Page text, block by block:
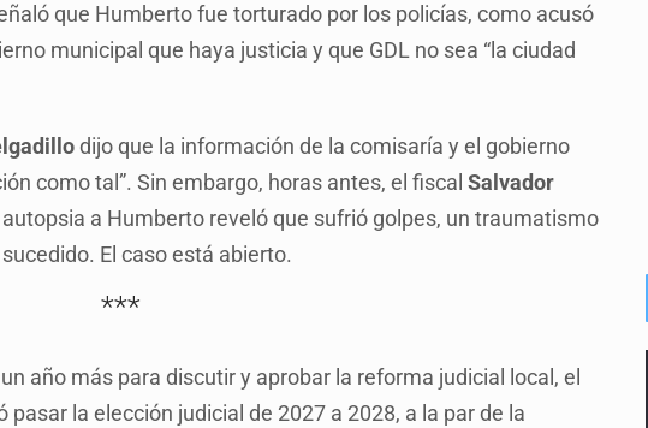
que Humberto fue torturado por los policías, como acusó
municipal que haya justicia y que GDL no sea “la ciudad
dijo que la información de la comisaría y el gobierno
como tal”. Sin embargo, horas antes, el fiscal Salvador
a Humberto reveló que sufrió golpes, un traumatismo
El caso está abierto.
***
año más para discutir y aprobar la reforma judicial local, el
pasar la elección judicial de 2027 a 2028, a la par de la